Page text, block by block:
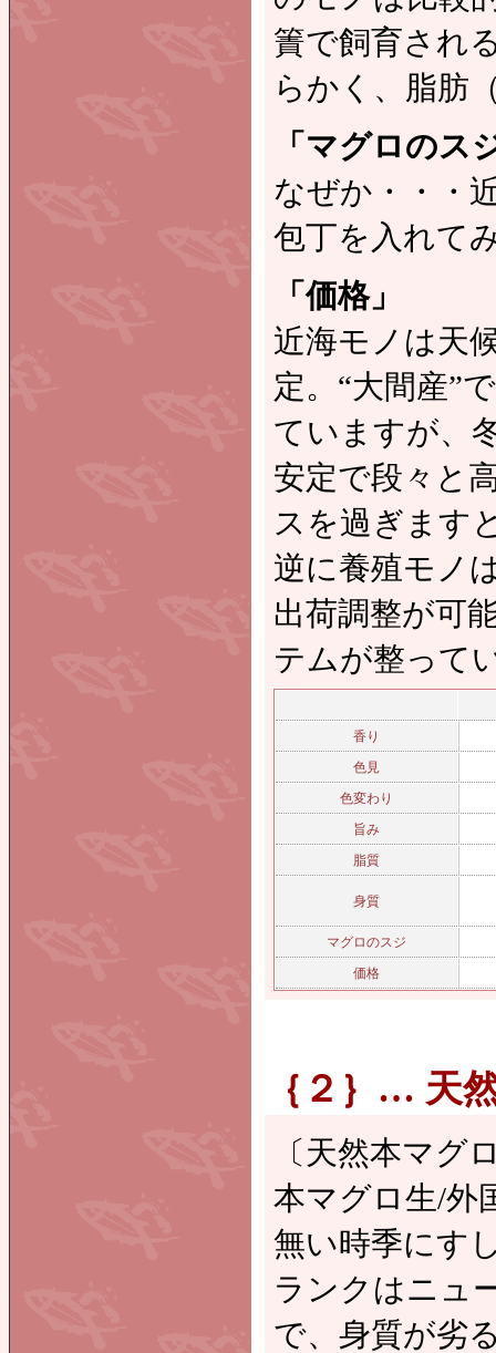
簀で飼育され
らかく、脂肪
「マグロのス
なぜか・・・
包丁を入れて
「価格」
近海モノは天
定。“大間産”
ていますが、
安定で段々と
スを過ぎます
逆に養殖モノ
出荷調整が可
テムが整って
香り
色見
色変わり
旨み
脂質
身質
マグロのスジ
価格
｛２｝… 天
〔天然本マグ
本マグロ生/外
無い時季にす
ランクはニュ
で、身質が劣